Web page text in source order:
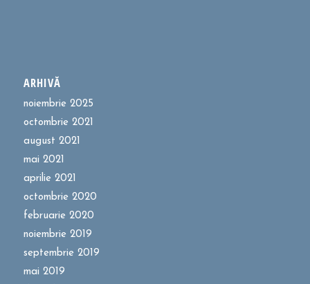
ARHIVĂ
noiembrie 2025
octombrie 2021
august 2021
mai 2021
aprilie 2021
octombrie 2020
februarie 2020
noiembrie 2019
septembrie 2019
mai 2019